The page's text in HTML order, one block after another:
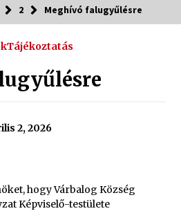
2 Meghívó falugyűlésre
Tájékoztatás
2, 2026
hogy Várbalog Község
Képviselő-testülete